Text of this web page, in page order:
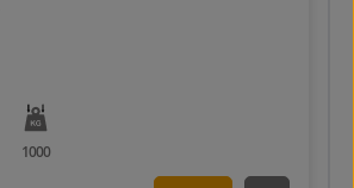
1000